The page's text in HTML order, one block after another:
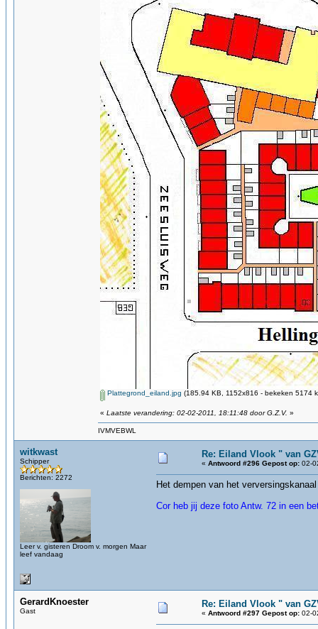
Plattegrond_eiland.jpg (185.94 KB, 1152x816 - bekeken 5174
« Laatste verandering: 02-02-2011, 18:11:48 door G.Z.V. »
IVMVEBWL
witkwast
Schipper
Berichten: 2272
Leer v. gisteren Droom v. morgen Maar
leef vandaag
Re: Eiland Vlook " van
« Antwoord #296 Gepost op: 02-
Het dempen van het
Cor heb jij deze foto Antw. 72 in een
GerardKnoester
Gast
Re: Eiland Vlook " van
« Antwoord #297 Gepost op: 02-